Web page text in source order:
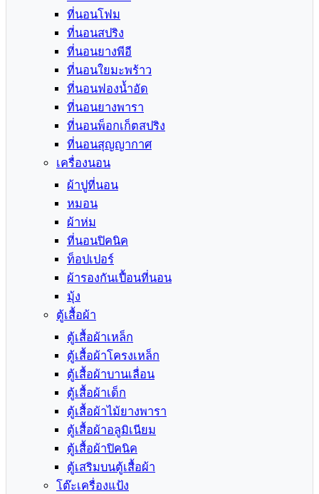
ที่นอนโฟม
ที่นอนสปริง
ที่นอนยางพีอี
ที่นอนใยมะพร้าว
ที่นอนฟองน้ำอัด
ที่นอนยางพารา
ที่นอนพ็อกเก็ตสปริง
ที่นอนสุญญากาศ
เครื่องนอน
ผ้าปูที่นอน
หมอน
ผ้าห่ม
ที่นอนปิคนิค
ท็อปเปอร์
ผ้ารองกันเปื้อนที่นอน
มุ้ง
ตู้เสื้อผ้า
ตู้เสื้อผ้าเหล็ก
ตู้เสื้อผ้าโครงเหล็ก
ตู้เสื้อผ้าบานเลื่อน
ตู้เสื้อผ้าเด็ก
ตู้เสื้อผ้าไม้ยางพารา
ตู้เสื้อผ้าอลูมิเนียม
ตู้เสื้อผ้าปิคนิค
ตู้เสริมบนตู้เสื้อผ้า
โต๊ะเครื่องแป้ง